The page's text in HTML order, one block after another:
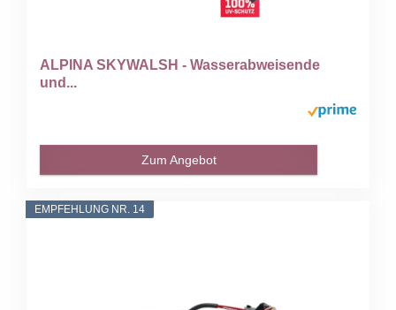
ALPINA SKYWALSH - Wasserabweisende
und...
Zum Angebot
EMPFEHLUNG NR. 14